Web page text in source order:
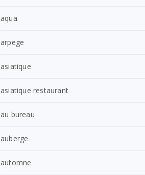
aqua
arpege
asiatique
asiatique restaurant
au bureau
auberge
automne